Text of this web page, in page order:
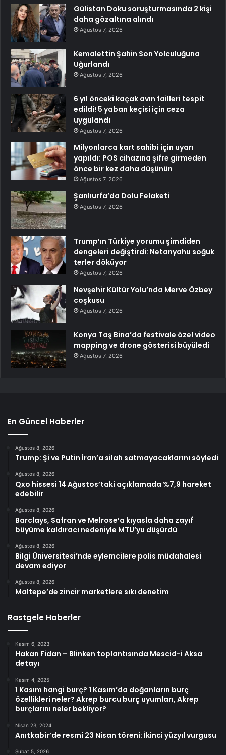
Gülistan Doku soruşturmasında 2 kişi
daha gözaltına alındı
Ağustos 7, 2026
Kemalettin Şahin Son Yolculuğuna
Uğurlandı
Ağustos 7, 2026
6 yıl önceki kaçak avın failleri tespit
edildi! 5 yaban keçisi için ceza
uygulandı
Ağustos 7, 2026
Milyonlarca kart sahibi için uyarı
yapıldı: POS cihazına şifre girmeden
önce bir kez daha düşünün
Ağustos 7, 2026
Şanlıurfa’da Dolu Felaketi
Ağustos 7, 2026
Trump’ın Türkiye yorumu şimdiden
dengeleri değiştirdi: Netanyahu soğuk
terler döküyor
Ağustos 7, 2026
Nevşehir Kültür Yolu’nda Merve Özbey
coşkusu
Ağustos 7, 2026
Konya Taş Bina’da festivale özel video
mapping ve drone gösterisi büyüledi
Ağustos 7, 2026
En Güncel Haberler
Ağustos 8, 2026
Trump: Şi ve Putin İran’a silah satmayacaklarını söyledi
Ağustos 8, 2026
Qxo hissesi 14 Ağustos’taki açıklamada %7,9 hareket
edebilir
Ağustos 8, 2026
Barclays, Safran ve Melrose’a kıyasla daha zayıf
büyüme kaldıracı nedeniyle MTU’yu düşürdü
Ağustos 8, 2026
Bilgi Üniversitesi’nde eylemcilere polis müdahalesi
devam ediyor
Ağustos 8, 2026
Maltepe’de zincir marketlere sıkı denetim
Rastgele Haberler
Kasım 6, 2023
Hakan Fidan – Blinken toplantısında Mescid-i Aksa
detayı
Kasım 4, 2025
1 Kasım hangi burç? 1 Kasım’da doğanların burç
özellikleri neler? Akrep burcu burç uyumları, Akrep
burçlarını neler bekliyor?
Nisan 23, 2024
Anıtkabir’de resmi 23 Nisan töreni: İkinci yüzyıl vurgusu
Şubat 5, 2026